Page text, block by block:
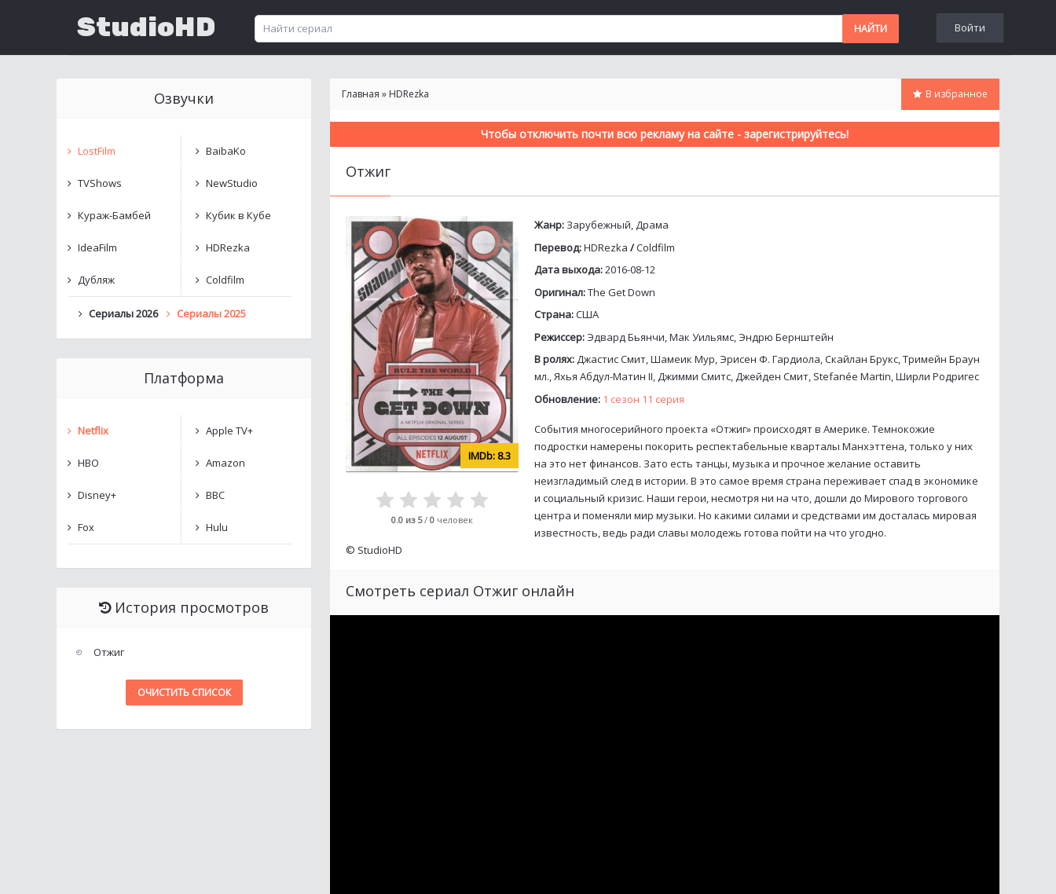
StudioHD Войти
Главная » HDRezka В избранное
Чтобы отключить почти всю рекламу на сайте - зарегистрируйтесь!
Отжиг
8.3
0.0 из 5/ 0 человек
Жанр: Зарубежный, Драма
Перевод:HDRezka /Coldfilm
Дата выхода:2016-08-12
Оригинал:The Get Down
Страна:США
Режиссер: Эдвард Бьянчи, Мак Уильямс, Эндрю Бернштейн
В ролях:Джастис Смит, Шамеик Мур, Эрисен Ф. Гардиола, Скайлан Брукс, Тримейн Браун
мл., Яхья Абдул-Матин II, Джимми Смитс, Джейден Смит, Stefanée Martin, Ширли Родригес
Обновление: 1 сезон 11 серия
События многосерийного проекта «Отжиг» происходят в Америке. Темнокожие
подростки намерены покорить респектабельные кварталы Манхэттена, только у них
на это нет финансов. Зато есть танцы, музыка и прочное желание оставить
неизгладимый след в истории. В это самое время страна переживает спад в экономике
и социальный кризис. Наши герои, несмотря ни на что, дошли до Мирового торгового
центра и поменяли мир музыки. Но какими силами и средствами им досталась мировая
известность, ведь ради славы молодежь готова пойти на что угодно.
© StudioHD
Смотреть сериал Отжиг онлайн
Озвучки
LostFilm BaibaKo
TVShows NewStudio
Кураж-Бамбей Кубик в Кубе
IdeaFilm HDRezka
Дубляж Coldfilm
Сериалы 2026 Сериалы 2025
Платформа
Netflix Apple TV+
HBO Amazon
Disney+ BBC
Fox Hulu
История просмотров
Отжиг
ОЧИСТИТЬ СПИСОК